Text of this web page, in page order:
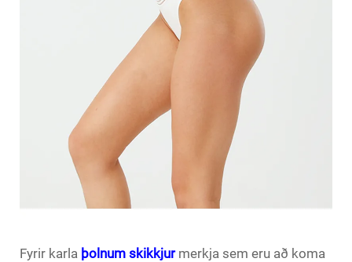
Fyrir karla þolnum skikkjur merkja sem eru að koma